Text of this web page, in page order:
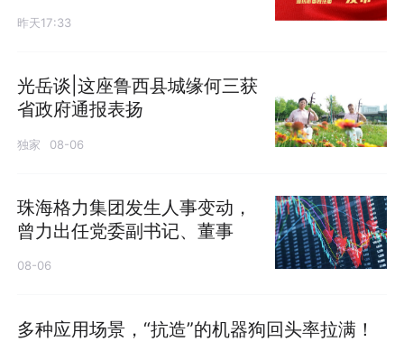
昨天17:33
光岳谈|这座鲁西县城缘何三获
省政府通报表扬
独家 08-06
珠海格力集团发生人事变动，
曾力出任党委副书记、董事
08-06
多种应用场景，“抗造”的机器狗回头率拉满！